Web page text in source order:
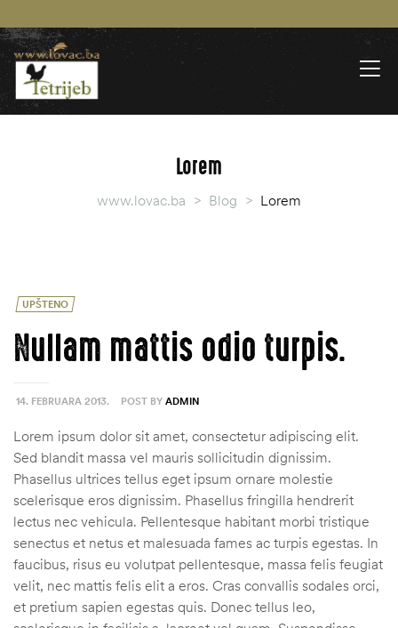
Lorem
www.lovac.ba > Blog > Lorem
UPŠTENO
14. FEBRUARA 2013. POST BY ADMIN
Nullam mattis odio turpis.
Lorem ipsum dolor sit amet, consectetur adipiscing elit.
Sed blandit massa vel mauris sollicitudin dignissim.
Phasellus ultrices tellus eget ipsum ornare molestie
scelerisque eros dignissim. Phasellus fringilla hendrerit
lectus nec vehicula. Pellentesque habitant morbi tristique
senectus et netus et malesuada fames ac turpis egestas. In
faucibus, risus eu volutpat pellentesque, massa felis feugiat
velit, nec mattis felis elit a eros. Cras convallis sodales orci,
et pretium sapien egestas quis. Donec tellus leo,